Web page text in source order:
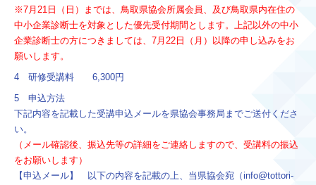
※7月21日（日）までは、鳥取県協会所属会員、及び鳥取県内在住の
中小企業診断士を対象とした優先受付期間とします。上記以外の中小
企業診断士の方につきましては、7月22日（月）以降の申し込みをお
願いします。
4 研修受講料 6,300円
5 申込方法
下記内容を記載した受講申込メールを県協会事務局までご送付くださ
い。
（メール確認後、振込先等の詳細をご連絡しますので、受講料の振込
をお願いします）
【申込メール】 以下の内容を記載の上、当県協会宛（info@tottori-